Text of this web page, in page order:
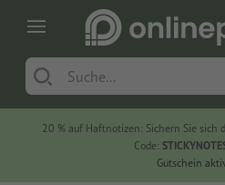
20 % auf Haftnotizen: Sichern Sie sich
Code:
Gutschein